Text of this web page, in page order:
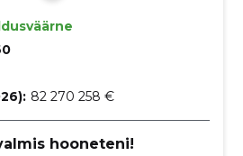
82 270 258 €
hooneteni!